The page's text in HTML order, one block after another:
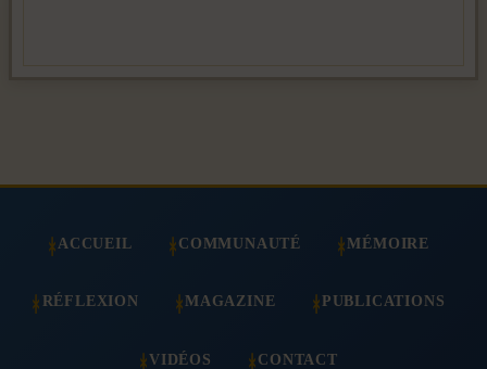
ACCUEIL COMMUNAUTÉ MÉMOIRE
RÉFLEXION MAGAZINE PUBLICATIONS
VIDÉOS CONTACT